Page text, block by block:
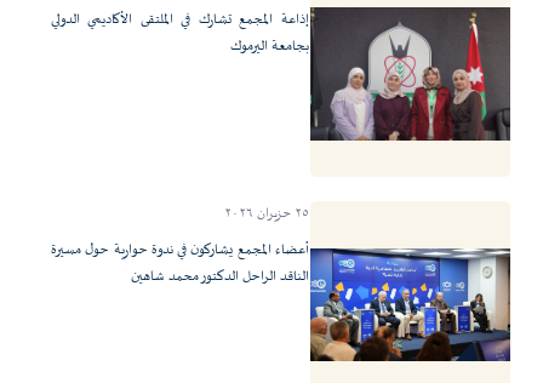
إذاعة المجمع تشارك في الملتقى الأكاديمي الدولي
بجامعة اليرموك
٢٥ حزيران ٢٠٢٦
أعضاء المجمع يشاركون في ندوة حوارية حول مسيرة
الناقد الراحل الدكتور محمد شاهين